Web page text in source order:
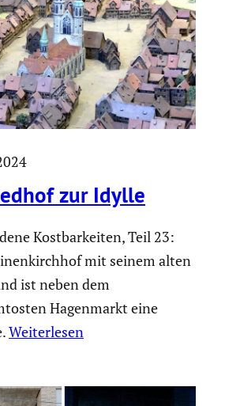
zur Idylle
Kostbarkeiten, Teil 23:
mit seinem alten
ist neben dem
Hagenmarkt eine
Weiterlesen